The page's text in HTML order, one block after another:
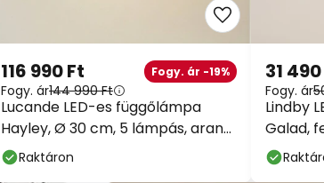
Lucande LED-es függőlámpa
Hayley, Ø 30 cm, 5 lámpás, arany,
üveg
116 990 Ft Fogy. ár -19%
Fogy. ár144 990 Ft
Raktáron
Lindby
Galad,
cm
31
Fogy. ár